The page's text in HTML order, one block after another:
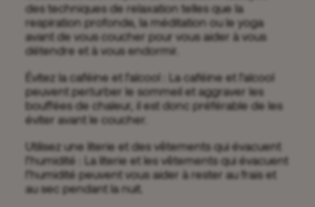
des techniques de relaxation telles que la
respiration profonde, la méditation ou le yoga
avant de vous coucher pour vous aider à vous
détendre et à vous endormir.
Évitez la caféine et l’alcool : La caféine et l’alcool
peuvent perturber le sommeil et aggraver les
bouffées de chaleur, il est donc préférable de les
éviter avant le coucher.
Utilisez une literie et des vêtements qui évacuent
l’humidité : La literie et les vêtements qui évacuent
l’humidité peuvent vous aider à rester au frais et
au sec pendant la nuit.